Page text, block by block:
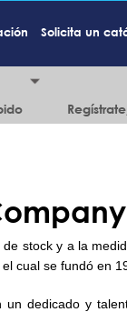
Solicita un
stock y a la
cual se fundó en
dedicado y